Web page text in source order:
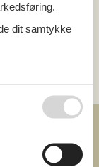
dit samtykke